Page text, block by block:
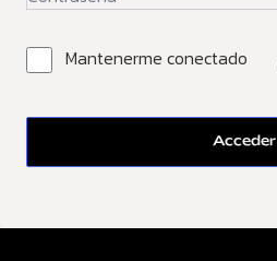
Mantenerme conectado
Acceder